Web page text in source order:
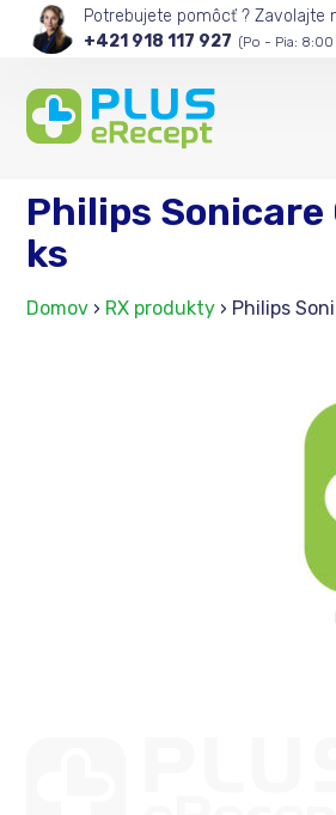
Potrebujete pomôcť ? Zavolajte
+421 918 117 927 (Po - Pia:
Philips
ks
Domov › RX produkty › Philips